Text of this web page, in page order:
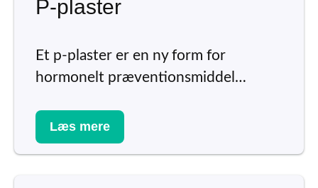
P-plaster
Et p-plaster er en ny form for
hormonelt præventionsmiddel…
Læs mere